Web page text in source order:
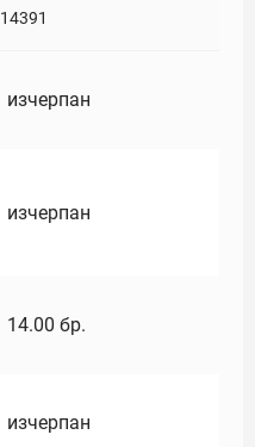
14391
изчерпан
изчерпан
14.00 бр.
изчерпан